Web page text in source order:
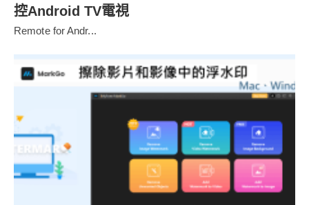
控Android TV電視
Remote for Andr...